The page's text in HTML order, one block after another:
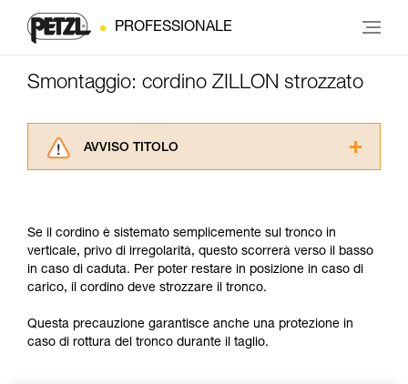
PROFESSIONALE
Smontaggio: cordino ZILLON strozzato
AVVISO TITOLO
informazioni dell’istruzione tecnica per poter
capire queste ulteriori informazioni.
La padronanza di queste tecniche richiede una
formazione ed un addestramento specifico.
capacità di rifare la manovra, da soli, in piena
sicurezza, prima di riprodurla autonomamente.
Se il cordino è sistemato semplicemente sul tronco in
verticale, privo di irregolarità, questo scorrerà verso il basso
in caso di caduta. Per poter restare in posizione in caso di
carico, il cordino deve strozzare il tronco.
Questa precauzione garantisce anche una protezione in
caso di rottura del tronco durante il taglio.